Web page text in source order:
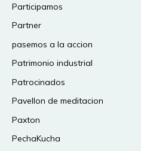
Participamos
Partner
pasemos a la accion
Patrimonio industrial
Patrocinados
Pavellon de meditacion
Paxton
PechaKucha